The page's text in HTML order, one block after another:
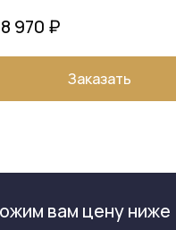
970 ₽
Заказать
вам цену ниже